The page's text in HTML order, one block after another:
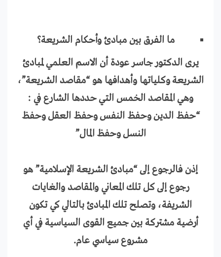
ما الفرق بين مبادئ وأحكام الشريعة؟
يرى الدكتور جاسر عودة أن الاسم العلمي لمبادئ
الشريعة وكلياتها وأهدافها هو “مقاصد الشريعة”،
وهي المقاصد الخمس التي حددها الشارع في :
“حفظ الدين وحفظ النفس وحفظ العقل وحفظ
النسل وحفظ المال”
إذن فالرجوع إلى “مبادئ الشريعة الإسلامية” هو
رجوع إلى كل تلك المعاني والمقاصد والغايات
الشريفة، وتصلح تلك المبادئ بالتالي كي تكون
أرضية مشتركة بين جميع القوى السياسية في أي
مشروع سياسي عام.